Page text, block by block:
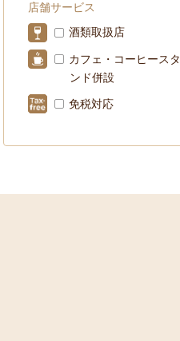
店舗サービス
酒類取扱店
カフェ・コーヒースタ
ンド併設
免税対応